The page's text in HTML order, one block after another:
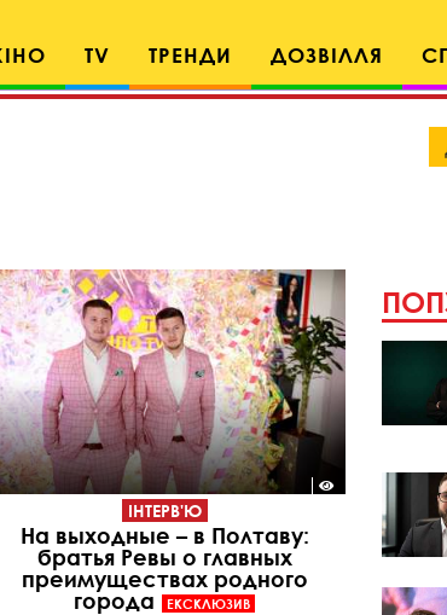
TV ТРЕНДИ ДОЗВІЛЛЯ
ІНТЕРВ'Ю
На выходные – в Полтаву:
братья Ревы о главных
преимуществах родного
города
ЕКСКЛЮЗИВ